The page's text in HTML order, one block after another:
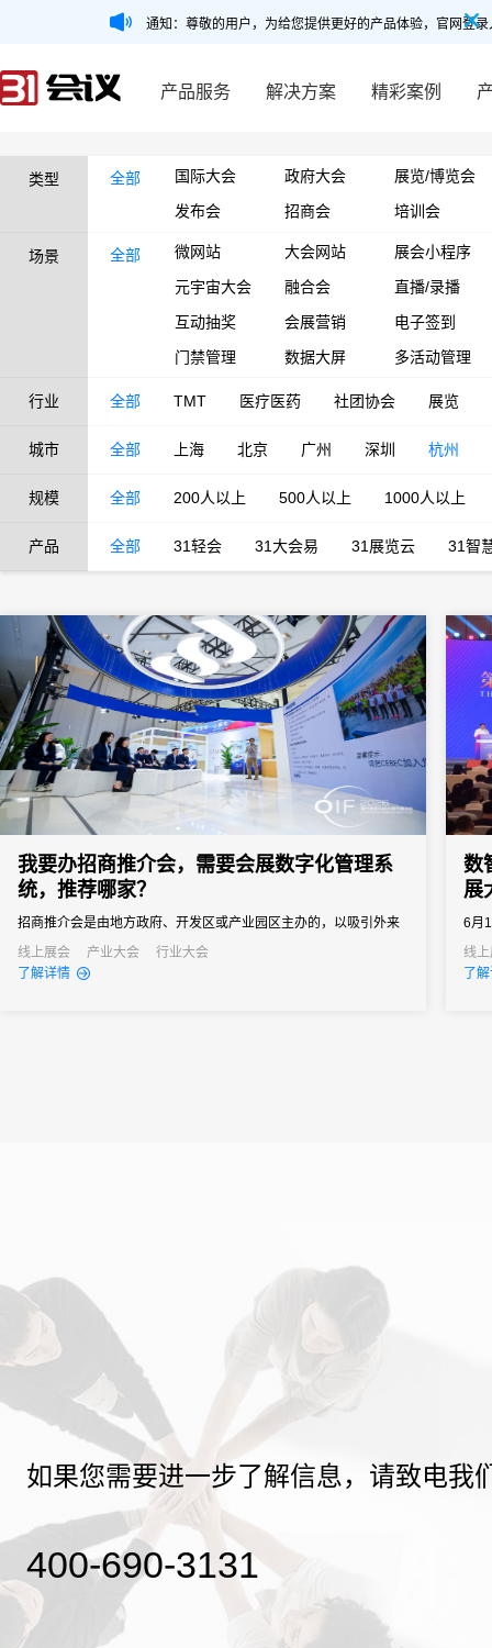
通知：尊敬的用户，为给您提供更好的产品体验，官网登
产品服务 解决方案 精彩案例
类型 全部 国际大会 政府大会
展览/博览会
发布会
招商会 培训会
场景 全部 微网站 大会网站
展会小程序
元宇宙大会
融合会
直播/录播
互动抽奖
会展营销
电子签到
门禁管理
数据大屏 多活动管理
行业 全部 TMT 医疗医药 社团协会 展览
城市 全部 上海 北京 广州 深圳 杭州
规模 全部 200人以上 500人以上 1000人以上
产品 全部 31轻会 31大会易 31展览云 31智
我要办招商推介会，需要会展数字化管理系
统，推荐哪家？
招商推介会是由地方政府、开发区或产业园区主办的，以吸引外来
投资、促进产业落地为核心目标的专题商务活动。参会客商涵盖世
界500强、行业龙头、投资机构和商会协会，单场活动潜在投资意
线上展会 产业大会
行业大会
了解详情
数
展
6月
食
州
线
了
如果您需要进一步了解信息，请致电我
400-690-3131